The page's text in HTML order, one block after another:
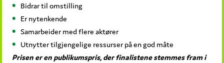
Bidrar til omstilling
Er nytenkende
Samarbeider med flere aktører
Utnytter tilgjengelige ressurser på en god måte
Prisen er en publikumspris, der finalistene stemmes fram i